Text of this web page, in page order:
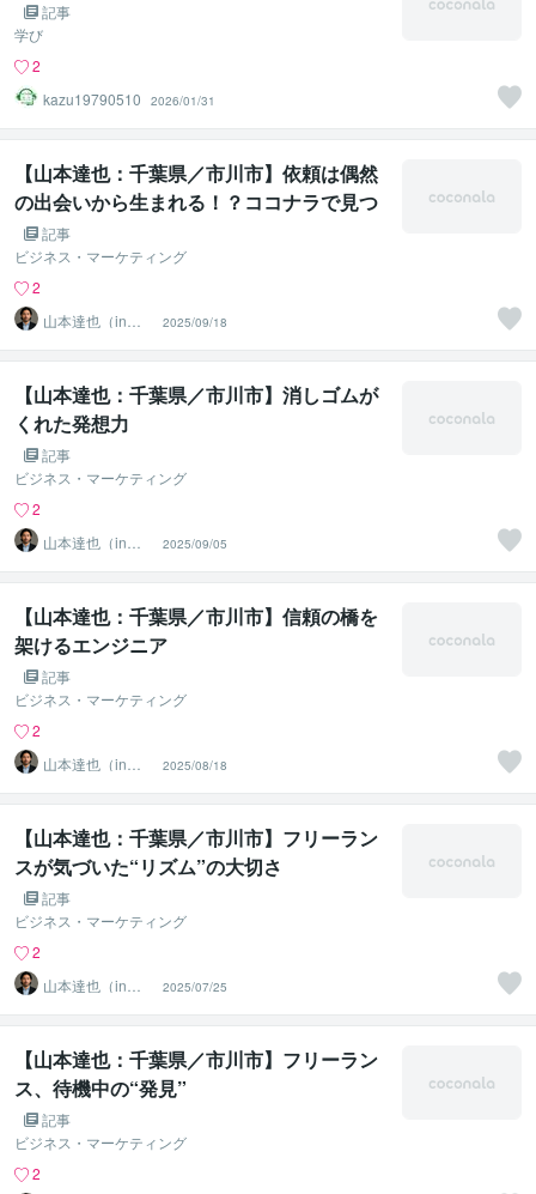
記事
学び
2
kazu19790510
2026/01/31
【山本達也：千葉県／市川市】依頼は偶然
の出会いから生まれる！？ココナラで見つ
けた創造の瞬間
記事
ビジネス・マーケティング
2
山本達也（in千
葉県市川市）
2025/09/18
【山本達也：千葉県／市川市】消しゴムが
くれた発想力
記事
ビジネス・マーケティング
2
山本達也（in千
葉県市川市）
2025/09/05
【山本達也：千葉県／市川市】信頼の橋を
架けるエンジニア
記事
ビジネス・マーケティング
2
山本達也（in千
葉県市川市）
2025/08/18
【山本達也：千葉県／市川市】フリーラン
スが気づいた“リズム”の大切さ
記事
ビジネス・マーケティング
2
山本達也（in千
葉県市川市）
2025/07/25
【山本達也：千葉県／市川市】フリーラン
ス、待機中の“発見”
記事
ビジネス・マーケティング
2